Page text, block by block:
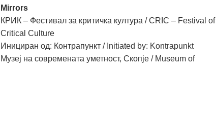
Mirrors
КРИК – Фестивал за критичка култура / CRIC – Festival of
Critical Culture
Инициран од: Контрапункт / Initiated by: Kontrapunkt
Музеј на современата уметност, Скопје / Museum of